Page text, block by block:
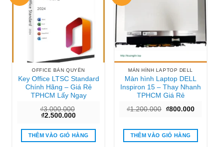
OFFICE BẢN QUYỀN
Key Office LTSC Standard
Chính Hãng – Giá Rẻ
TPHCM Lấy Ngay
₫3.000.000
Giá
là:
₫3.000.000.
₫2.500.000Giá
tại
là:
₫2.500.000.
THÊM VÀO GIỎ HÀNG
MÀN HÌNH LAPTOP DELL
Màn hình Laptop DELL
Inspiron 15 – Thay Nhanh
TPHCM Giá Rẻ
₫1.200.000 Giá
₫1.200.000.
₫800.000Giá
là:
THÊM VÀO GIỎ HÀNG